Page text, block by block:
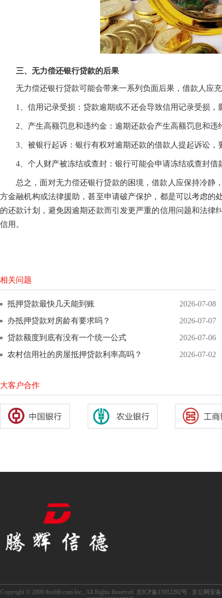
三、无力偿还银行贷款的后果
无力偿还银行贷款可能会带来一系列负面后果，借款人应
1、信用记录受损：贷款逾期或不还会导致信用记录受损
2、产生高额罚息和违约金：逾期还款会产生高额罚息和违
3、被银行起诉：银行有权对逾期还款的借款人提起诉讼
4、个人财产被冻结或查封：银行可能会申请冻结或查封
总之，面对无力偿还银行贷款的困境，借款人应保持冷
方金融机构或法律援助，甚至申请破产保护，都是可以考虑
的还款计划，避免因逾期还款而引发更严重的信用问题和法
信用。
相关问题
抵押贷款最快几天能到账
2026-07-08
办抵押贷款对房龄有要求吗？
2026-07-07
贷款额度到底有没有一个统一公式
2026-07-06
农村信用社的房屋抵押贷款利率高吗？
2026-07-02
大客户合作
Copyright © 2009 thxddb.com Inc., All Rights Reserved. 京ICP备11012292号 . 京公网安备